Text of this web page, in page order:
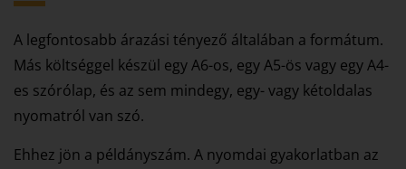
A legfontosabb árazási tényező általában a formátum.
Más költséggel készül egy A6-os, egy A5-ös vagy egy A4-
es szórólap, és az sem mindegy, egy- vagy kétoldalas
nyomatról van szó.
Ehhez jön a példányszám. A nyomdai gyakorlatban az